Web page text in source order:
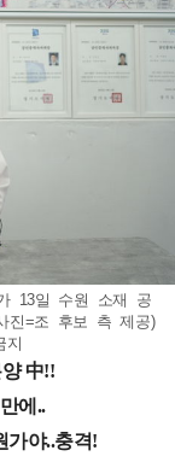
13일 수원 소재 공
진=조 후보 측 제공)
지